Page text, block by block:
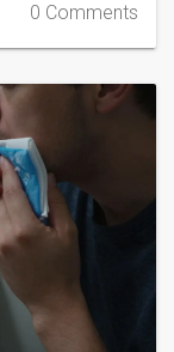
0 Comments